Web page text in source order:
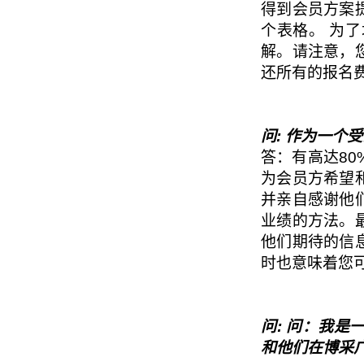
得到会员方案
个表格。 为
解。请注意，
还所有的报名
问: 作为一个
答：有高达
为会员方希望
并亲自感谢他
业绩的方法。
他们期待的信
时也意味着您
问: 问：我是
和他们在博采